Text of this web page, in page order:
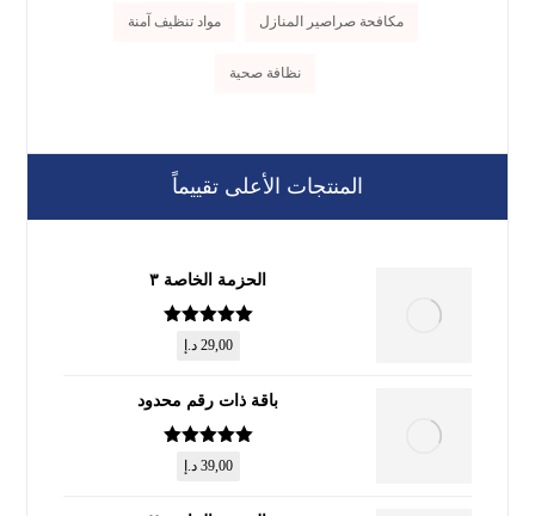
مكافحة صراصير المنازل مواد تنظيف آمنة
نظافة صحية
المنتجات الأعلى تقييماً
الحزمة الخاصة ٣
تم التقييم
من 5
29,00 د.إ
باقة ذات رقم محدود
تم التقييم
من 5
39,00 د.إ